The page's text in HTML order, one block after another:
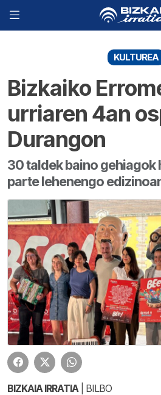
KULTUREA
Bizkaiko
urriaren 4an
Durangon
30 taldek baino gehiagok
parte lehenengo
BIZKAIA IRRATIA | BILBO